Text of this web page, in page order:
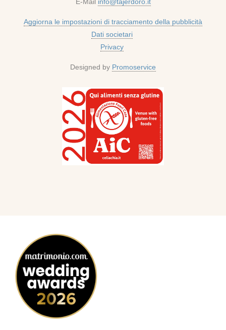
Aggiorna le impostazioni di tracciamento della pubblicità
Dati societari
Privacy
Designed by Promoservice